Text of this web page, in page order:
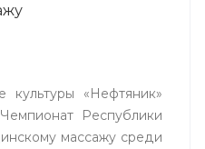
«Нефтяник»
Республики
массажу среди